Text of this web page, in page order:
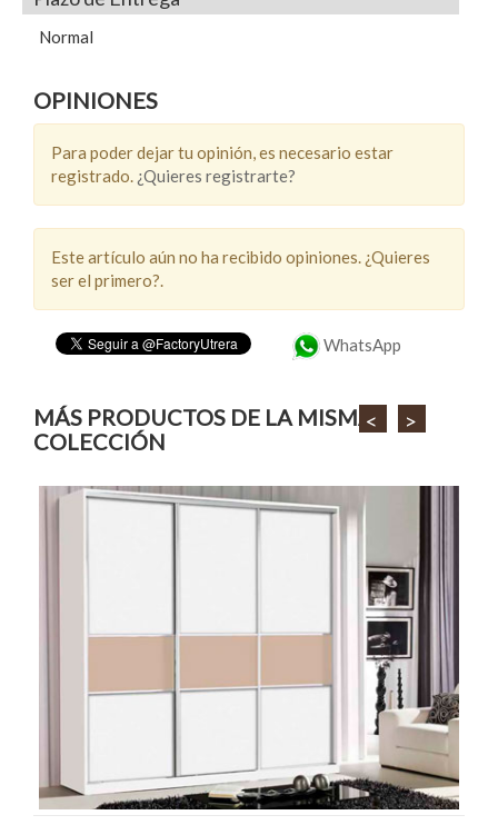
Normal
OPINIONES
Para poder dejar tu opinión, es necesario estar
registrado. ¿Quieres registrarte?
Este artículo aún no ha recibido opiniones. ¿Quieres
ser el primero?.
WhatsApp
MÁS PRODUCTOS DE LA MISMA
COLECCIÓN
< >